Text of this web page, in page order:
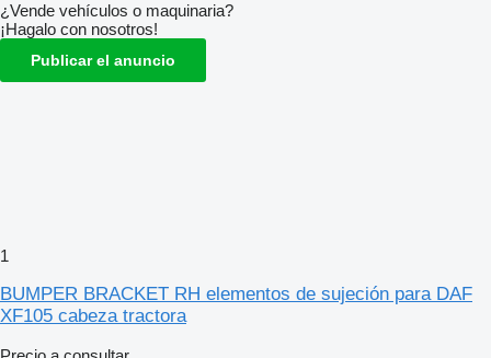
¿Vende vehículos o maquinaria?
¡Hagalo con nosotros!
Publicar el anuncio
1
BUMPER BRACKET RH elementos de sujeción para DAF
XF105 cabeza tractora